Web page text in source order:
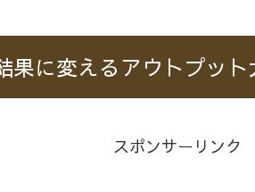
果に変えるアウトプッ
スポンサーリンク